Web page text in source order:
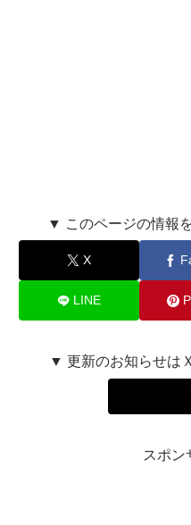
▼ このページの情報
X
LINE
▼ 更新のお知らせは
スポン